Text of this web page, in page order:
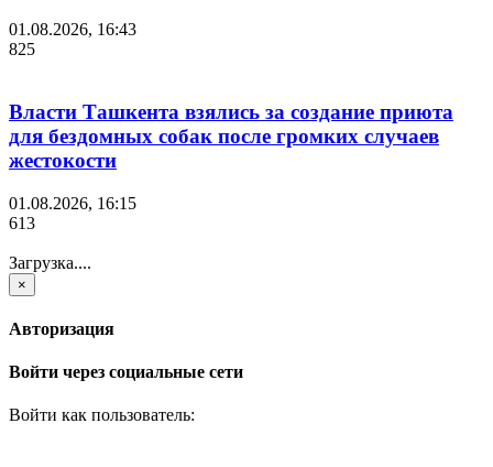
01.08.2026, 16:43
825
Власти Ташкента взялись за создание приюта
для бездомных собак после громких случаев
жестокости
01.08.2026, 16:15
613
Загрузка....
×
Авторизация
Войти через социальные сети
Войти как пользователь: